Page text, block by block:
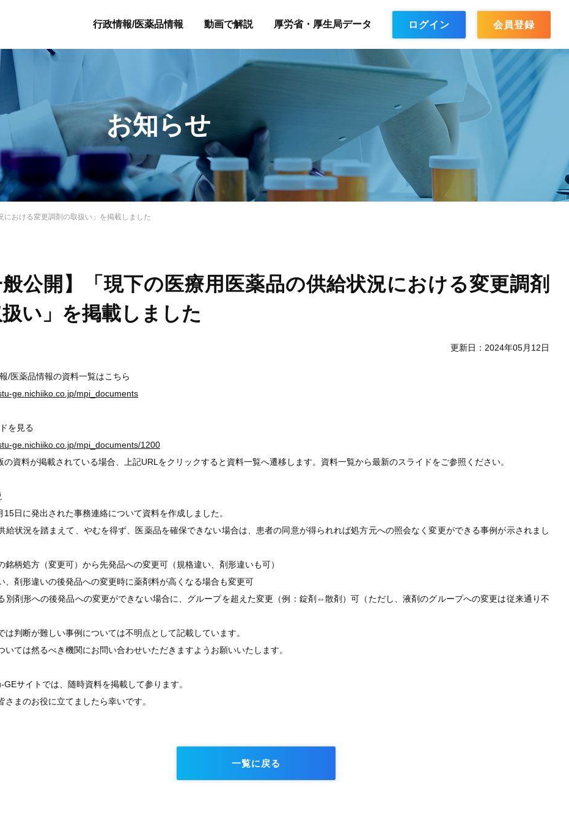
行政情報/医薬品情報 動画で解説 厚労省・厚生局データ ログイン 会員登録
お知らせ
における変更調剤の取扱い」を掲載しました
般公開】「現下の医療用医薬品の供給状況における変更調剤
い」を掲載しました
更新日：2024年05月12日
/医薬品情報の資料一覧はこちら
ge.nichiiko.co.jp/mpi_documents
を見る
ge.nichiiko.co.jp/mpi_documents/1200
資料が掲載されている場合、上記URLをクリックすると資料一覧へ遷移します。資料一覧から最新のスライドをご参照ください。
15日に発出された事務連絡について資料を作成しました。
給状況を踏まえて、やむを得ず、医薬品を確保できない場合は、患者の同意が得られれば処方元への照会なく変更ができる事例が示されまし
銘柄処方（変更可）から先発品への変更可（規格違い、剤形違いも可）
、剤形違いの後発品への変更時に薬剤料が高くなる場合も変更可
別剤形への後発品への変更ができない場合に、グループを超えた変更（例：錠剤⇔散剤）可（ただし、液剤のグループへの変更は従来通り不
は判断が難しい事例については不明点として記載しています。
いては然るべき機関にお問い合わせいただきますようお願いいたします。
GEサイトでは、随時資料を掲載して参ります。
さまのお役に立てましたら幸いです。
一覧に戻る